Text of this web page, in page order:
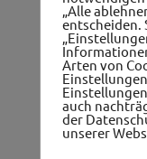
Die 5
„Alle
entscheiden.
Arten von
auch
der
unserer